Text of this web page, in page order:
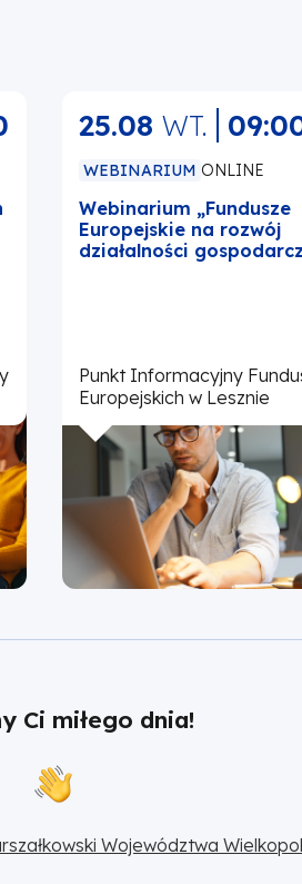
25.08 WT.
WEBINARIUM ONLINE
Webinarium „Fundusze
Europejskie na rozwój
działalności
Punkt Informacyjny
Europejskich w Lesznie
Ci miłego dnia!
Województwa